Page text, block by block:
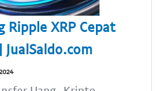
Ripple XRP Cepat
JualSaldo.com